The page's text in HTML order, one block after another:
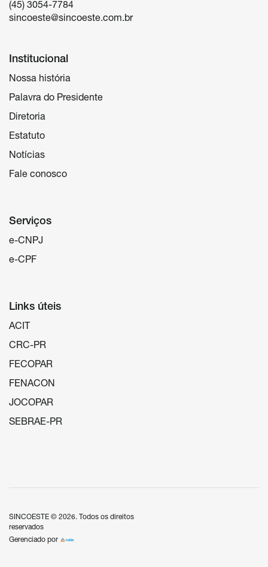
(45) 3054-7784
sincoeste@sincoeste.com.br
Institucional
Nossa história
Palavra do Presidente
Diretoria
Estatuto
Notícias
Fale conosco
Serviços
e-CNPJ
e-CPF
Links úteis
ACIT
CRC-PR
FECOPAR
FENACON
JOCOPAR
SEBRAE-PR
SINCOESTE © 2026. Todos os direitos
reservados
Gerenciado por